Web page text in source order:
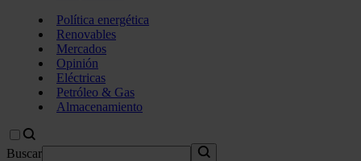
Política energética
Renovables
Mercados
Opinión
Eléctricas
Petróleo & Gas
Almacenamiento
Buscar